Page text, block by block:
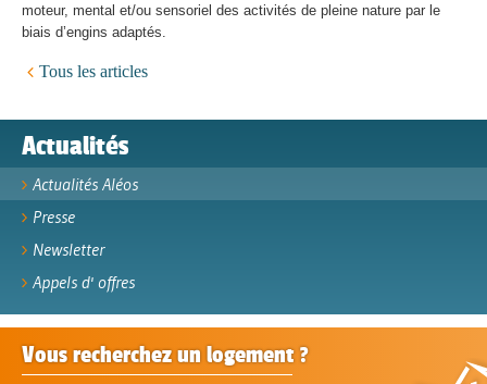
moteur, mental et/ou sensoriel des activités de pleine nature par le
biais d’engins adaptés.
Tous les articles
Actualités
Actualités Aléos
Presse
Newsletter
Appels d' offres
Vous recherchez un logement ?